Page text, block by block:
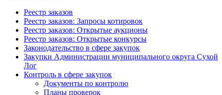
Реестр заказов
Реестр заказов: Запросы котировок
Реестр заказов: Открытые аукционы
Реестр заказов: Открытые конкурсы
Законодательство в сфере закупок
Закупки Администрации муниципального округа Сухой
Лог
Контроль в сфере закупок
Документы по контролю
Планы проверок